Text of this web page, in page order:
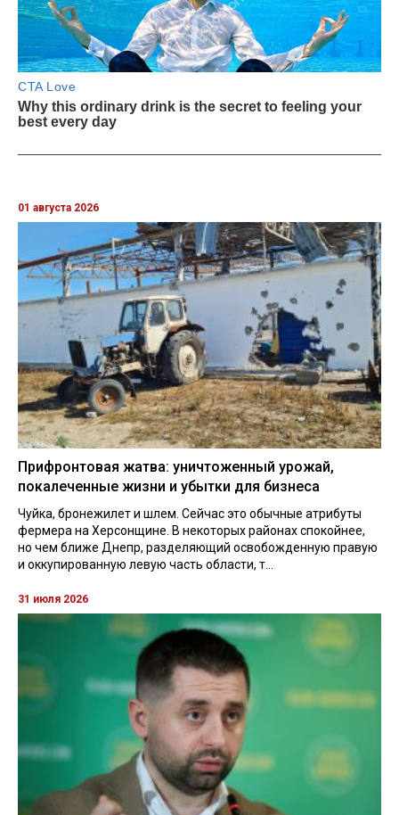
01 августа 2026
Прифронтовая жатва: уничтоженный урожай,
покалеченные жизни и убытки для бизнеса
Чуйка, бронежилет и шлем. Сейчас это обычные атрибуты
фермера на Херсонщине. В некоторых районах спокойнее,
но чем ближе Днепр, разделяющий освобожденную правую
и оккупированную левую часть области, т...
31 июля 2026